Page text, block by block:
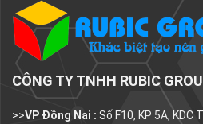
CÔNG TY TNHH RUBIC
>>VP Đồng Nai : Số F10, KP 5A, KDC